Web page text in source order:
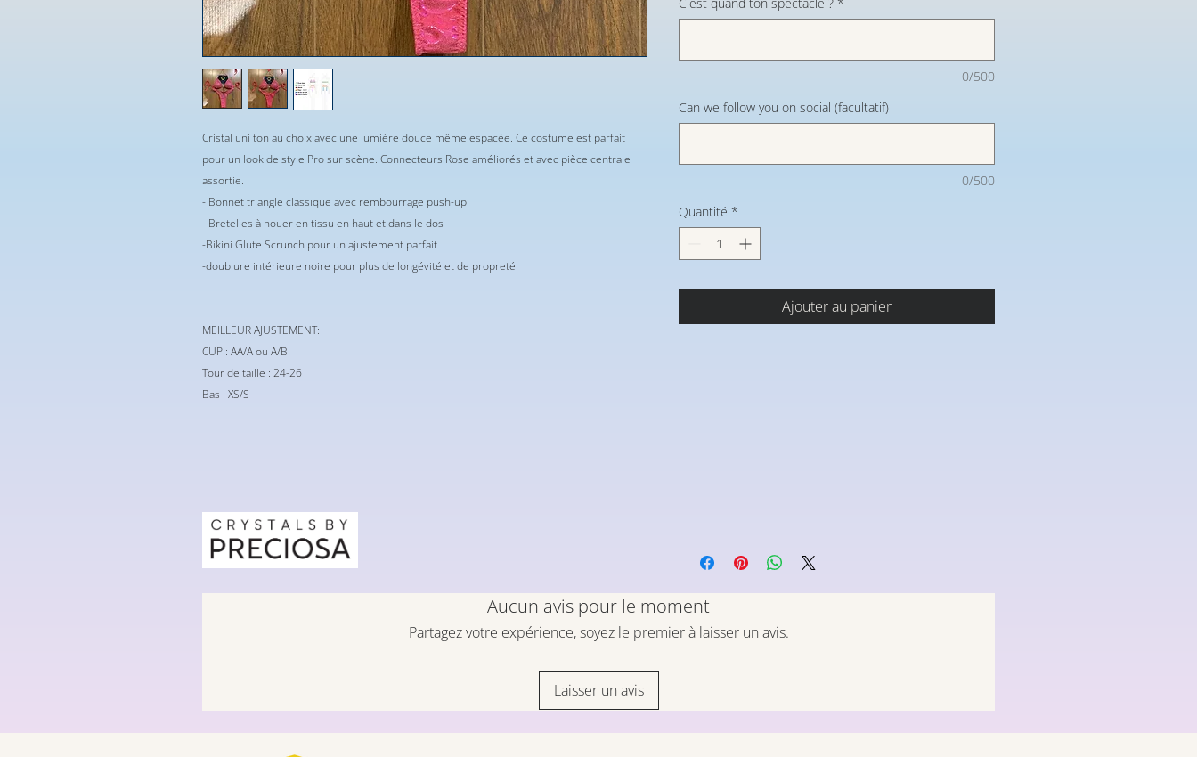
Cristal uni ton au choix avec une lumière douce même espacée. Ce costume est parfait
pour un look de style Pro sur scène. Connecteurs Rose améliorés et avec pièce centrale
assortie.
- Bonnet triangle classique avec rembourrage push-up
- Bretelles à nouer en tissu en haut et dans le dos
-Bikini Glute Scrunch pour un ajustement parfait
-doublure intérieure noire pour plus de longévité et de propreté
MEILLEUR AJUSTEMENT:
CUP : AA/A ou A/B
Tour de taille : 24-26
Bas : XS/S
0/500
Can we follow you on social (facultatif)
0/500
Quantité *
Ajouter au panier
Aucun avis pour le moment
Partagez votre expérience, soyez le premier à laisser un avis.
Laisser un avis